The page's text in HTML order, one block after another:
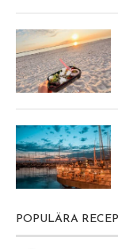
POPULÄRA